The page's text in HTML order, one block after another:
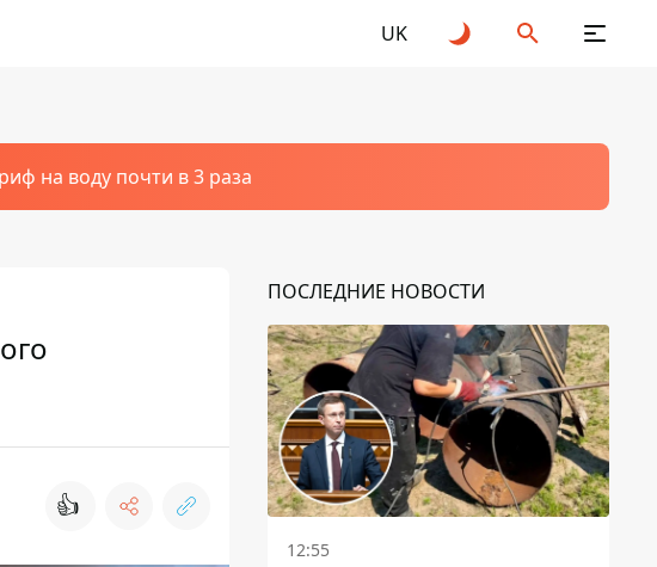
UK
на воду почти в 3 раза
👍
ПОСЛЕДНИЕ НОВОСТИ
12:55